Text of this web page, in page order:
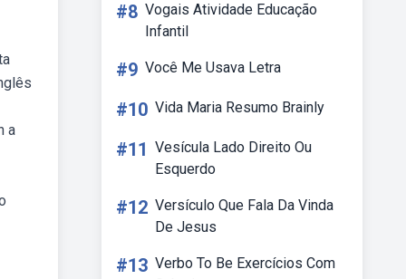
a
#8 Vogais Atividade Educação
Infantil
#9 Você Me Usava Letra
#10 Vida Maria Resumo Brainly
#11 Vesícula Lado Direito Ou
Esquerdo
#12 Versículo Que Fala Da Vinda
De Jesus
#13 Verbo To Be Exercícios Com